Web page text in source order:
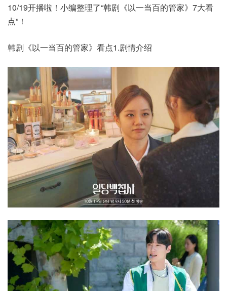
10/19开播啦！小编整理了“韩剧《以一当百的管家》7大看
点”！
韩剧《以一当百的管家》看点1.剧情介绍